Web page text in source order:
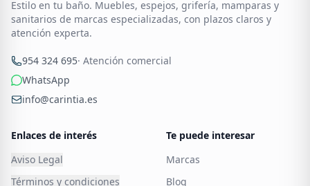
Estilo en tu baño. Muebles, espejos, grifería, mamparas y
sanitarios de marcas especializadas, con plazos claros y
atención experta.
954 324 695· Atención comercial
WhatsApp
info@carintia.es
Enlaces de interés
Aviso Legal
Términos y condiciones
Te puede interesar
Marcas
Blog